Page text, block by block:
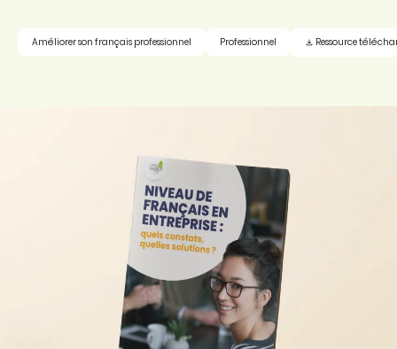
Améliorer son français professionnel Professionnel Ressource